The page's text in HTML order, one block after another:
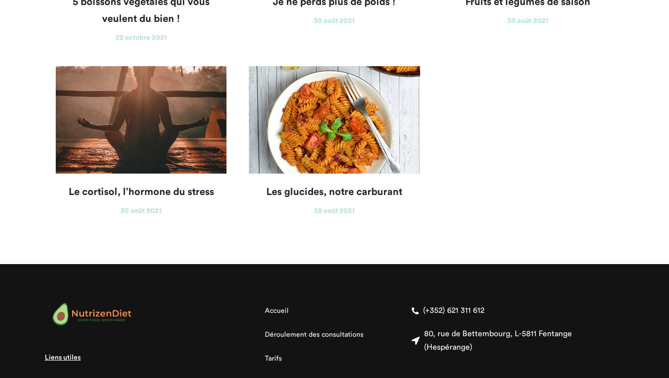
veulent du bien !
23 octobre 2021
30 août 2021 30 août 2021
Le cortisol, l’hormone du stress
30 août 2021
Les glucides, notre carburant
28 août 2021
Liens utiles
Accueil
Déroulement des consultations
Tarifs
(+352) 621 311 612
80, rue de Bettembourg, L-5811 Fentange
(Hespérange)